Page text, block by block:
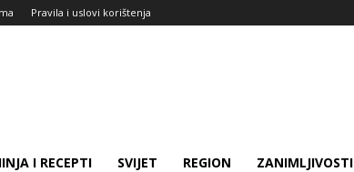
Pravila i uslovi korištenja
I RECEPTI SVIJET REGION ZANIMLJIVOSTI